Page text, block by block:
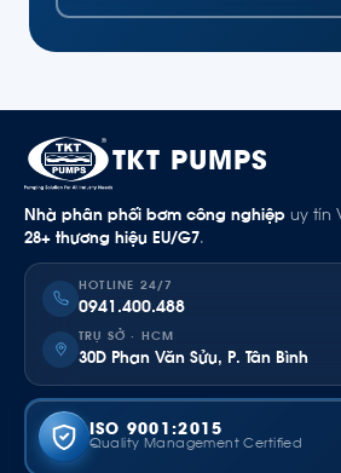
TKT PUMPS
Nhà phân phối bơm công nghiệp uy tín
28+ thương hiệu EU/G7.
HOTLINE 24/7
0941.400.488
TRỤ SỞ · HCM
30D Phan Văn Sửu, P. Tân Bình
ISO 9001:2015
Quality Management Certified